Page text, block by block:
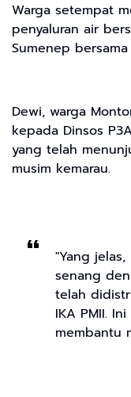
Warga setempat
penyaluran air
Sumenep
Dewi, warga
kepada Dinsos
yang telah
musim kemarau.
"Yang
senang
telah
IKA PMII.
membantu